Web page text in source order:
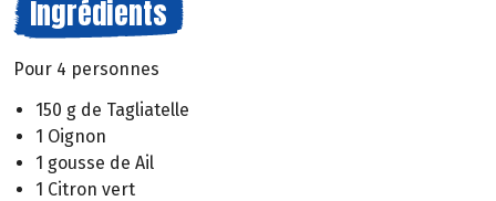
Ingrédients
Pour 4 personnes
150 g de Tagliatelle
1 Oignon
1 gousse de Ail
1 Citron vert